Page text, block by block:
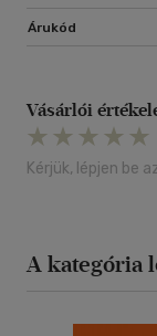
Árukód
Vásárlói
Kérjük, lépjen be
A kategória